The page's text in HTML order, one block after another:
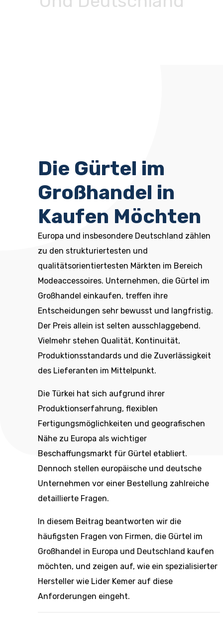
Die Gürtel im
Großhandel in
Kaufen Möchten
Europa und insbesondere Deutschland zählen
zu den strukturiertesten und
qualitätsorientiertesten Märkten im Bereich
Modeaccessoires. Unternehmen, die Gürtel im
Großhandel einkaufen, treffen ihre
Entscheidungen sehr bewusst und langfristig.
Der Preis allein ist selten ausschlaggebend.
Vielmehr stehen Qualität, Kontinuität,
Produktionsstandards und die Zuverlässigkeit
des Lieferanten im Mittelpunkt.
Die Türkei hat sich aufgrund ihrer
Produktionserfahrung, flexiblen
Fertigungsmöglichkeiten und geografischen
Nähe zu Europa als wichtiger
Beschaffungsmarkt für Gürtel etabliert.
Dennoch stellen europäische und deutsche
Unternehmen vor einer Bestellung zahlreiche
detaillierte Fragen.
In diesem Beitrag beantworten wir die
häufigsten Fragen von Firmen, die Gürtel im
Großhandel in Europa und Deutschland kaufen
möchten, und zeigen auf, wie ein spezialisierter
Hersteller wie Lider Kemer auf diese
Anforderungen eingeht.